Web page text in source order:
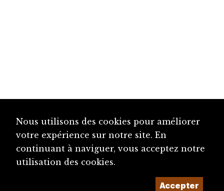
Nous utilisons des cookies pour améliorer
votre expérience sur notre site. En
continuant à naviguer, vous acceptez notre
utilisation des cookies.
Accepter